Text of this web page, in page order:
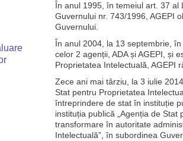
În anul 1995, în temeiul art. 37
Guvernului nr. 743/1996, AGEPI
Guvernului.
În anul 2004, la 13 septembrie,
celor 2 agenții, ADA și AGEPI, și
Proprietatea Intelectuală, AGEPI
Zece ani mai târziu, la 3 iulie
Stat pentru Proprietatea
întreprindere de stat în instituție
instituția publică „Agenția de
transformare în autoritate
Intelectuală”, în subordinea